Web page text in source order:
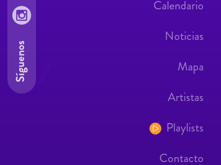
Calendario
Noticias
Mapa
Artistas
Playlists
Contacto
Síguenos